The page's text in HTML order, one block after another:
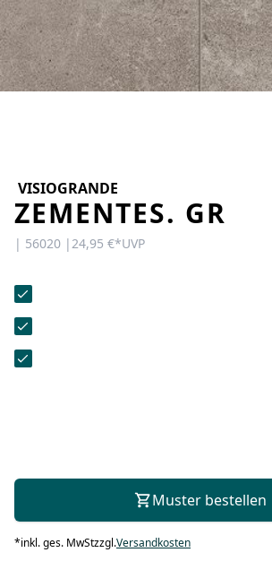
KONTAKT
Sie haben Fragen oder wünschen
eine persönliche Beratung?
Unser Team ist für Sie da –
unser Kontaktformular.
VISIOGRANDE
ZEMENTES. GR
| 56020 | 24,95 €*UVP
Muster bestellen
*inkl. ges. MwStzzgl.Versandkosten